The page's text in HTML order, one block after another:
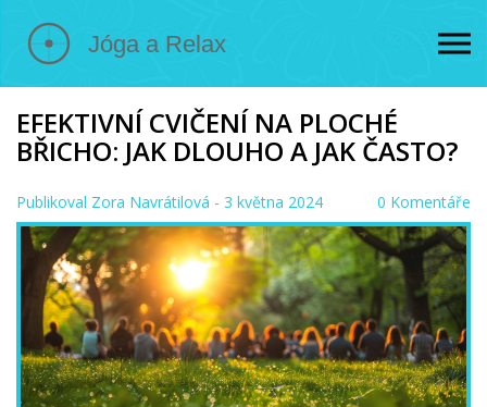
EFEKTIVNÍ CVIČENÍ NA PLOCHÉ
BŘICHO: JAK DLOUHO A JAK ČASTO?
Publikoval Zora Navrátilová - 3 května 2024 0 Komentáře